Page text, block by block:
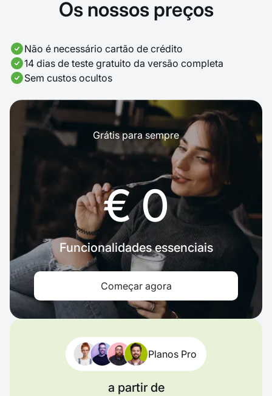
Os nossos preços
Não é necessário cartão de crédito
14 dias de teste gratuito da versão completa
Sem custos ocultos
Grátis para sempre
€ 0
Funcionalidades essenciais
Começar agora
Planos Pro
a partir de